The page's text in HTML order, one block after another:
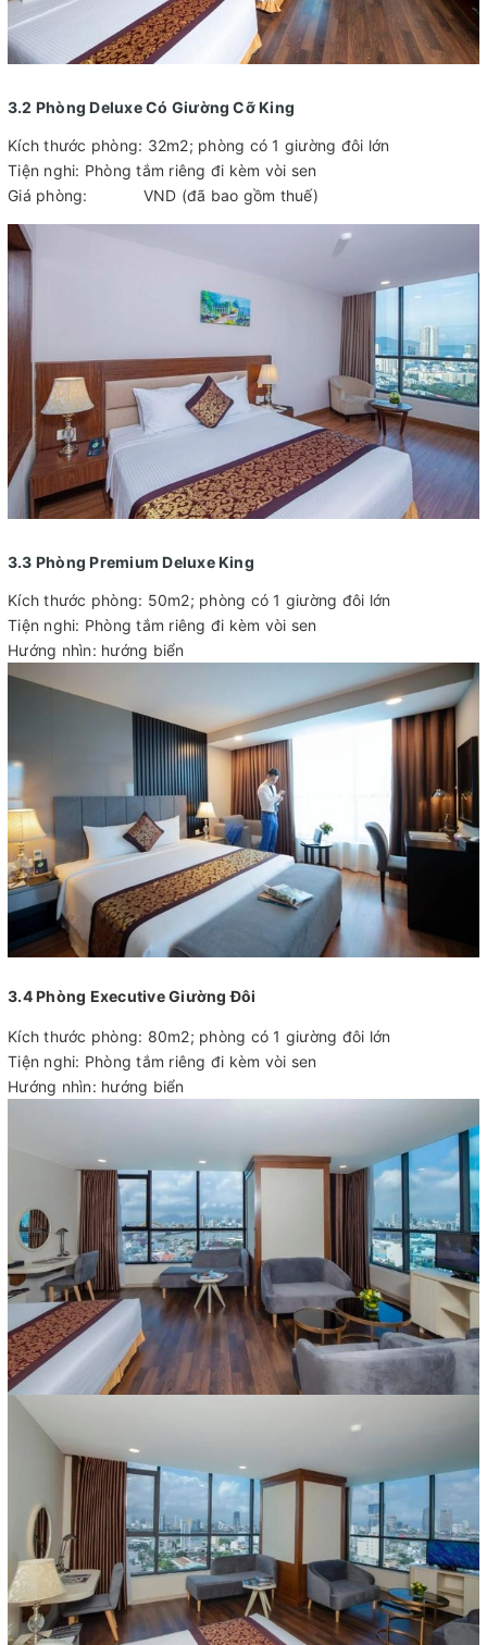
3.2 Phòng Deluxe Có Giường Cỡ King
Kích thước phòng: 32m2; phòng có 1 giường đôi lớn
Tiện nghi: Phòng tắm riêng đi kèm vòi sen
Giá phòng: VND (đã bao gồm thuế)
3.3 Phòng Premium Deluxe King
Kích thước phòng: 50m2; phòng có 1 giường đôi lớn
Tiện nghi: Phòng tắm riêng đi kèm vòi sen
Hướng nhìn: hướng biển
3.4 Phòng Executive Giường Đôi
Kích thước phòng: 80m2; phòng có 1 giường đôi lớn
Tiện nghi: Phòng tắm riêng đi kèm vòi sen
Hướng nhìn: hướng biển